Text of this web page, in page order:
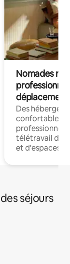
Nomades
déplacement
Des
confortables
professionnels
télétravail
et d'espaces
séjours